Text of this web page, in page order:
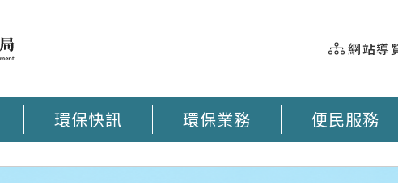
網站導
環保快訊 環保業務 便民服務
握 垃圾車即時動態 臺南市奉茶地圖 大型廢棄物清運